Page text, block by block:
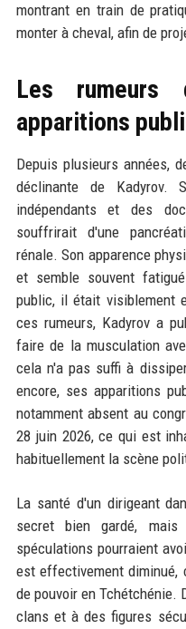
montrant en train de
monter à cheval, afin de
Les
apparitions
Depuis plusieurs années,
déclinante de Kadyrov.
indépendants et des
souffrirait d'une
rénale. Son apparence
et semble souvent
public, il était visiblement
ces rumeurs, Kadyrov a
faire de la musculation
cela n'a pas suffi à
encore, ses apparitions
notamment absent au
28 juin 2026, ce qui est
habituellement la scène
La santé d'un dirigeant
secret bien gardé,
spéculations pourraient
est effectivement diminué,
de pouvoir en
clans et à des figures